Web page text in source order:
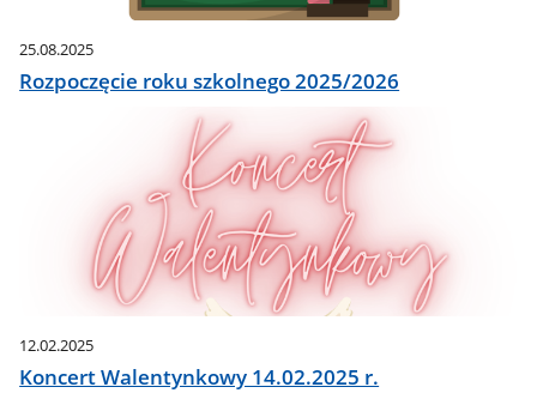
25.08.2025
Rozpoczęcie roku szkolnego 2025/2026
12.02.2025
Koncert Walentynkowy 14.02.2025 r.